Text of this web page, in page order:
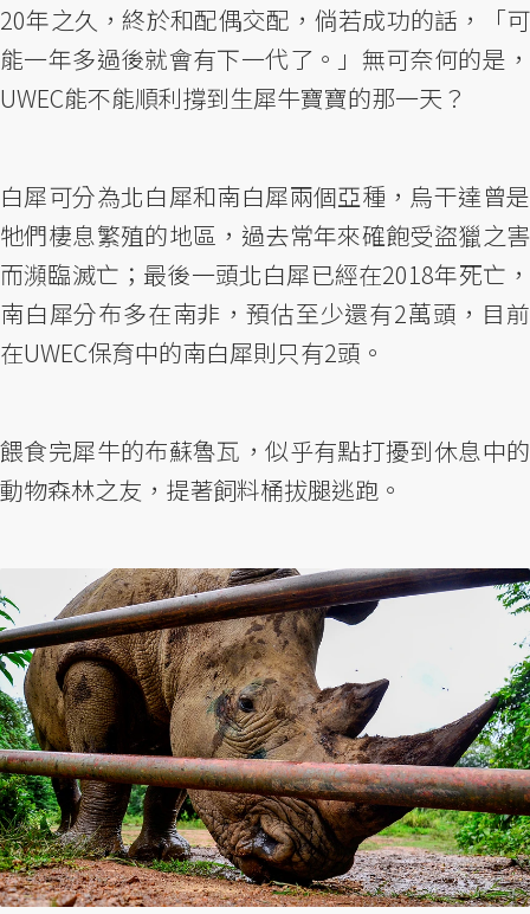
20年之久，終於和配偶交配，倘若成功的話，「可
能一年多過後就會有下一代了。」無可奈何的是，
UWEC能不能順利撐到生犀牛寶寶的那一天？
白犀可分為北白犀和南白犀兩個亞種，烏干達曾是
牠們棲息繁殖的地區，過去常年來確飽受盜獵之害
而瀕臨滅亡；最後一頭北白犀已經在2018年死亡，
南白犀分布多在南非，預估至少還有2萬頭，目前
在UWEC保育中的南白犀則只有2頭。
餵食完犀牛的布蘇魯瓦，似乎有點打擾到休息中的
動物森林之友，提著飼料桶拔腿逃跑。